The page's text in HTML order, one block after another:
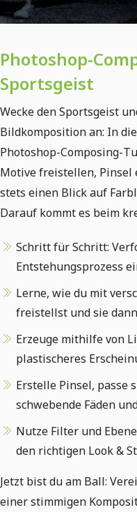
Photoshop-
Sportsgeist
Wecke den Sportsgeist
Bildkomposition an: In
Photoshop-Composing-
Motive freistellen, Pinsel
stets einen Blick auf
Darauf kommt es beim
Schritt für Schritt:
Entstehungsprozess
Lerne, wie du mit
freistellst und sie
Erzeuge mithilfe von
plastischeres
Erstelle Pinsel, passe
schwebende Fäden
Nutze Filter und
den richtigen Look &
Jetzt bist du am Ball:
einer stimmigen